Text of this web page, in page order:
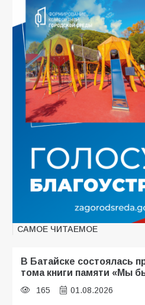
САМОЕ ЧИТАЕМОЕ
В Батайске состоялась
тома книги памяти «Мы
165 01.08.2026